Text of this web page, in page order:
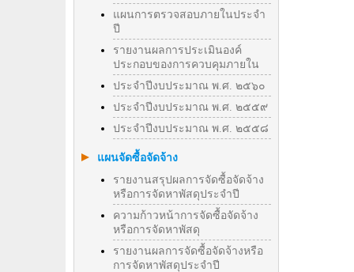
แผนการตรวจสอบภายในประจำ
ปี
รายงานผลการประเมินองค์
ประกอบของการควบคุมภายใน
ประจำปีงบประมาณ พ.ศ. ๒๕๖๐
ประจำปีงบประมาณ พ.ศ. ๒๕๕๙
ประจำปีงบประมาณ พ.ศ. ๒๕๕๘
แผนจัดซื้อจัดจ้าง
รายงานสรุปผลการจัดซื้อจัดจ้าง
หรือการจัดหาพัสดุประจำปี
ความก้าวหน้าการจัดซื้อจัดจ้าง
หรือการจัดหาพัสดุ
รายงานผลการจัดซื้อจัดจ้างหรือ
การจัดหาพัสดุประจําปี